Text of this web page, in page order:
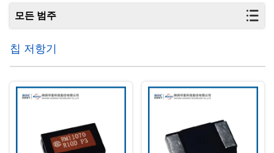
모든 범주
칩 저항기